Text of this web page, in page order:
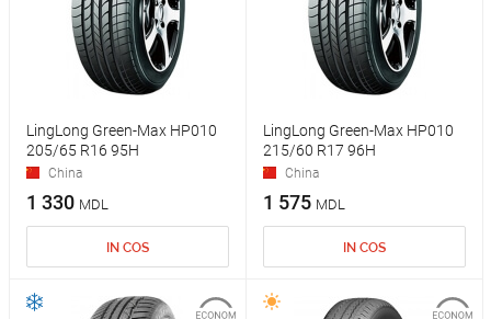
LingLong Green-Max HP010
205/65 R16 95H
China
1 330 MDL
IN COS
LingLong Green-Max HP010
215/60 R17 96H
China
1 575 MDL
IN COS